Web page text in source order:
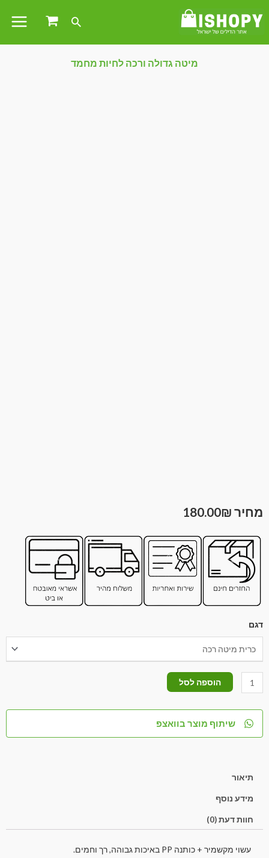
מיטה גדולה ורכה לחיות מחמד
180.00₪
דגם
הוספה לסל
שיתוף מוצר בוואצפ
תיאור
מידע נוסף
חוות דעת (0)
עשוי מקשמיר + כותנה PP באיכות גבוהה, רך וחמים.